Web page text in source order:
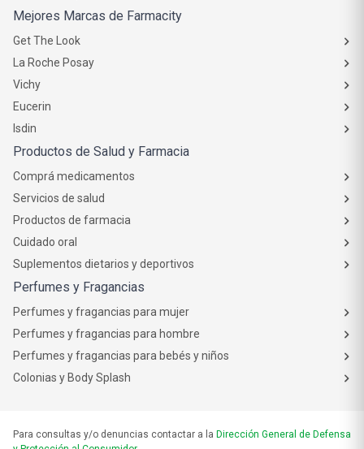
Mejores Marcas de Farmacity
Get The Look
La Roche Posay
Vichy
Eucerin
Isdin
Productos de Salud y Farmacia
Comprá medicamentos
Servicios de salud
Productos de farmacia
Cuidado oral
Suplementos dietarios y deportivos
Perfumes y Fragancias
Perfumes y fragancias para mujer
Perfumes y fragancias para hombre
Perfumes y fragancias para bebés y niños
Colonias y Body Splash
Para consultas y/o denuncias contactar a la Dirección General de Defensa